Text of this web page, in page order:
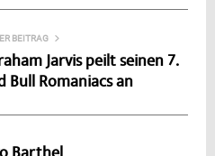
BEITRAG
Jarvis peilt seinen 7.
Bull Romaniacs an